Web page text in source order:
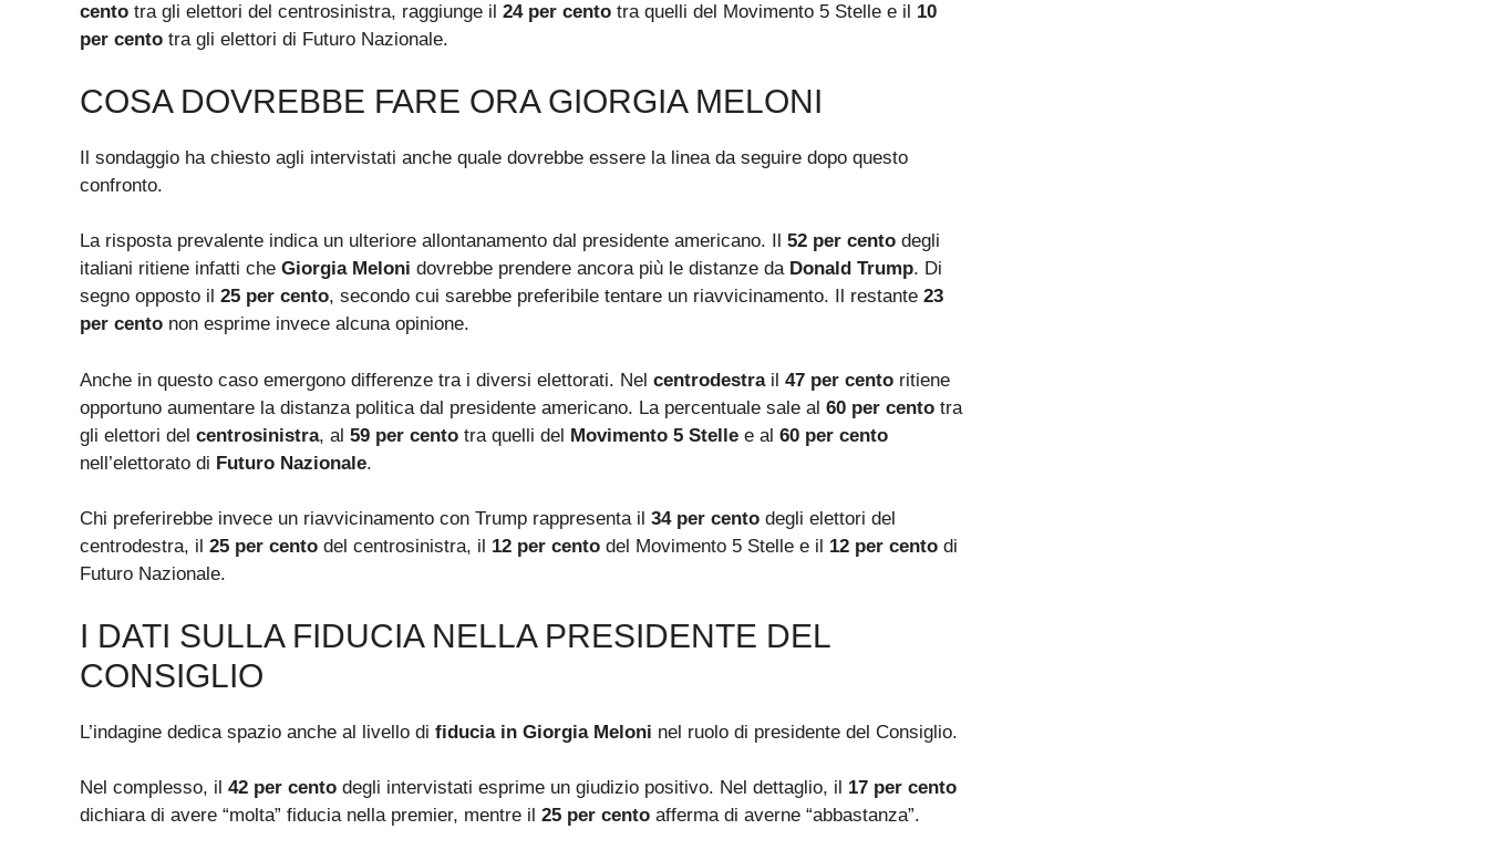
cento tra gli elettori del centrosinistra, raggiunge il 24 per cento tra quelli del Movimento 5 Stelle e il 10
per cento tra gli elettori di Futuro Nazionale.
COSA DOVREBBE FARE ORA GIORGIA MELONI
Il sondaggio ha chiesto agli intervistati anche quale dovrebbe essere la linea da seguire dopo questo
confronto.
La risposta prevalente indica un ulteriore allontanamento dal presidente americano. Il 52 per cento degli
italiani ritiene infatti che Giorgia Meloni dovrebbe prendere ancora più le distanze da Donald Trump. Di
segno opposto il 25 per cento, secondo cui sarebbe preferibile tentare un riavvicinamento. Il restante 23
per cento non esprime invece alcuna opinione.
Anche in questo caso emergono differenze tra i diversi elettorati. Nel centrodestrail 47 per cento ritiene
opportuno aumentare la distanza politica dal presidente americano. La percentuale sale al 60 per cento tra
gli elettori del centrosinistra, al 59 per cento tra quelli del Movimento 5 Stelle e al 60 per cento
nell’elettorato di Futuro Nazionale.
Chi preferirebbe invece un riavvicinamento con Trump rappresenta il 34 per cento degli elettori del
centrodestra, il 25 per cento del centrosinistra, il 12 per cento del Movimento 5 Stelle e il 12 per cento di
Futuro Nazionale.
I DATI SULLA FIDUCIA NELLA PRESIDENTE DEL
CONSIGLIO
L’indagine dedica spazio anche al livello di fiducia in Giorgia Meloni nel ruolo di presidente del Consiglio.
Nel complesso, il 42 per cento degli intervistati esprime un giudizio positivo. Nel dettaglio, il 17 per cento
dichiara di avere “molta” fiducia nella premier, mentre il 25 per cento afferma di averne “abbastanza”.